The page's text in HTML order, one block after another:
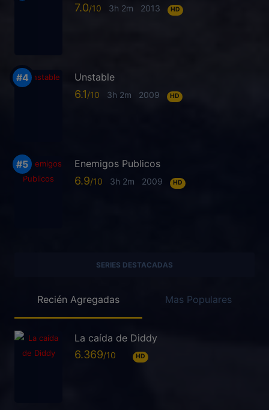
7.0 3h 2m 2013 HD
Unstable
6.1 3h 2m 2009 HD
Enemigos Publicos
6.9 3h 2m 2009 HD
SERIES DESTACADAS
Recién Agregadas Mas Populares
La caída de Diddy
6.369 HD